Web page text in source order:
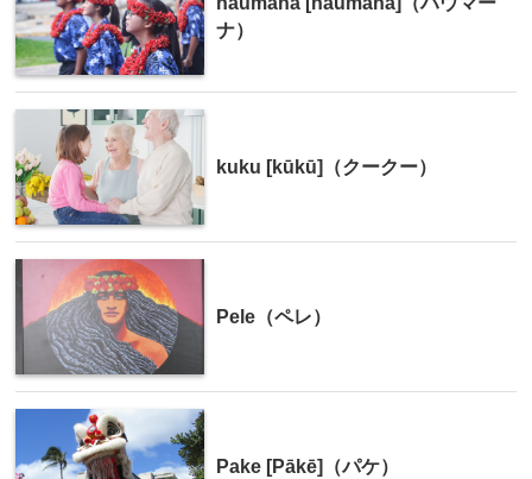
ナ）
kuku [kūkū]（クークー）
Pele（ペレ）
Pake [Pākē]（パケ）